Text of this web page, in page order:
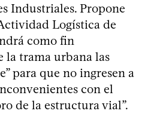
Industriales. Propone
Logística de
como fin
la trama urbana las
para que no ingresen a
con el
de la estructura vial”.